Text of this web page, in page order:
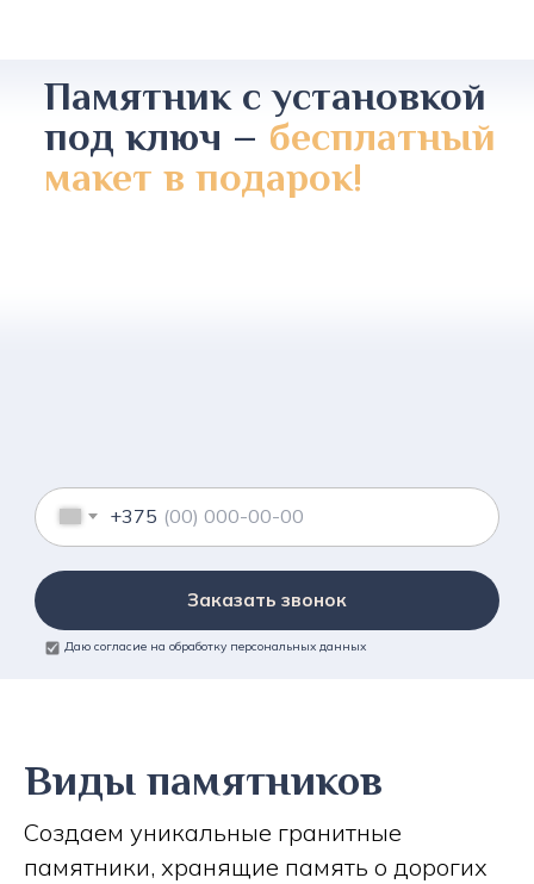
Памятник с установкой
под ключ – бесплатный
макет в подарок!
+375
Заказать звонок
Даю согласие на обработку персональных данных
Виды памятников
Создаем уникальные гранитные
памятники, хранящие память о дорогих